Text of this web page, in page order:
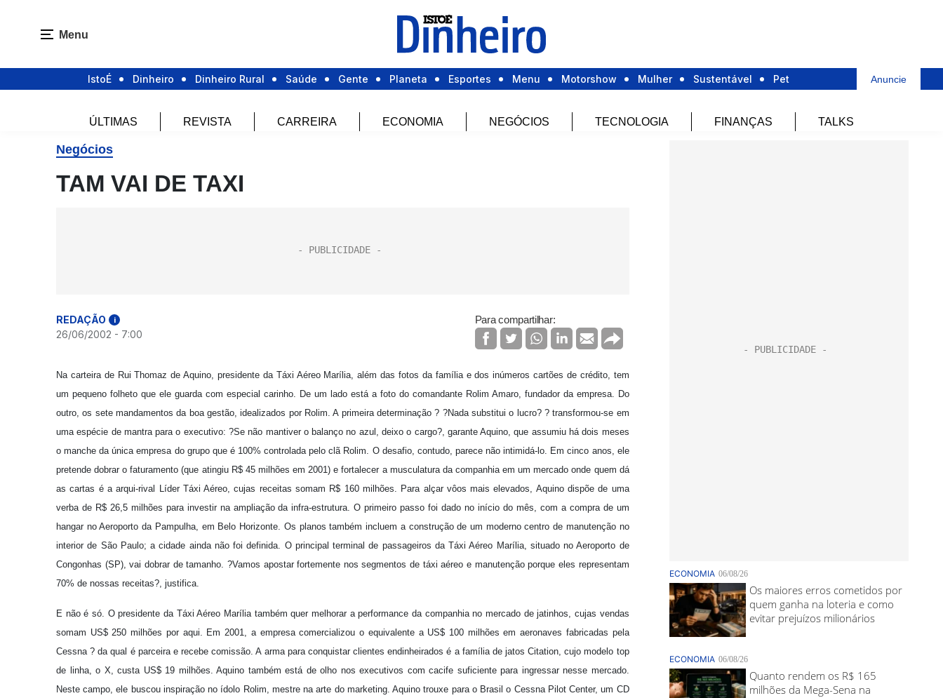
Menu
IstoÉ Dinheiro Dinheiro Rural Saúde Gente Planeta Esportes Menu Motorshow Mulher Sustentável Pet Anuncie
ÚLTIMAS REVISTA CARREIRA ECONOMIA NEGÓCIOS TECNOLOGIA FINANÇAS TALKS
Negócios
TAM VAI DE TAXI
REDAÇÃO i
26/06/2002 - 7:00
Para compartilhar:
Na carteira de Rui Thomaz de Aquino, presidente da Táxi Aéreo Marília, além das fotos da família e dos inúmeros cartões de crédito, tem
um pequeno folheto que ele guarda com especial carinho. De um lado está a foto do comandante Rolim Amaro, fundador da empresa. Do
outro, os sete mandamentos da boa gestão, idealizados por Rolim. A primeira determinação ? ?Nada substitui o lucro? ? transformou-se em
uma espécie de mantra para o executivo: ?Se não mantiver o balanço no azul, deixo o cargo?, garante Aquino, que assumiu há dois meses
o manche da única empresa do grupo que é 100% controlada pelo clã Rolim. O desafio, contudo, parece não intimidá-lo. Em cinco anos, ele
pretende dobrar o faturamento (que atingiu R$ 45 milhões em 2001) e fortalecer a musculatura da companhia em um mercado onde quem dá
as cartas é a arqui-rival Líder Táxi Aéreo, cujas receitas somam R$ 160 milhões. Para alçar vôos mais elevados, Aquino dispõe de uma
verba de R$ 26,5 milhões para investir na ampliação da infra-estrutura. O primeiro passo foi dado no início do mês, com a compra de um
hangar no Aeroporto da Pampulha, em Belo Horizonte. Os planos também incluem a construção de um moderno centro de manutenção no
interior de São Paulo; a cidade ainda não foi definida. O principal terminal de passageiros da Táxi Aéreo Marília, situado no Aeroporto de
Congonhas (SP), vai dobrar de tamanho. ?Vamos apostar fortemente nos segmentos de táxi aéreo e manutenção porque eles representam
70% de nossas receitas?, justifica.
E não é só. O presidente da Táxi Aéreo Marília também quer melhorar a performance da companhia no mercado de jatinhos, cujas vendas
somam US$ 250 milhões por aqui. Em 2001, a empresa comercializou o equivalente a US$ 100 milhões em aeronaves fabricadas pela
Cessna ? da qual é parceira e recebe comissão. A arma para conquistar clientes endinheirados é a família de jatos Citation, cujo modelo top
de linha, o X, custa US$ 19 milhões. Aquino também está de olho nos executivos com cacife suficiente para ingressar nesse mercado.
Neste campo, ele buscou inspiração no ídolo Rolim, mestre na arte do marketing. Aquino trouxe para o Brasil o Cessna Pilot Center, um CD